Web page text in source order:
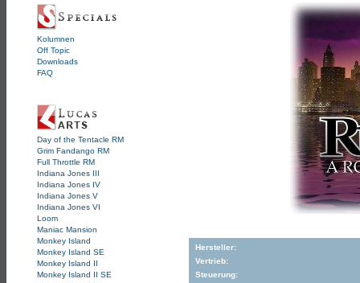
Kolumnen
Off Topic
Downloads
FAQ
Day of the Tentacle RM
Grim Fandango RM
Full Throttle RM
Indiana Jones III
Indiana Jones IV
Indiana Jones V
Indiana Jones VI
Loom
Maniac Mansion
Monkey Island
Monkey Island SE
Monkey Island II
Monkey Island II SE
Hersteller:
Vertrieb:
Steuerung: